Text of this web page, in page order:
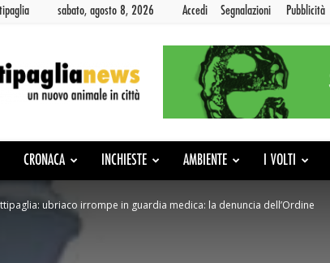
sabato, agosto 8, 2026 Accedi Segnalazioni Pubblicità
CRONACA INCHIESTE AMBIENTE I VOLTI
ubriaco irrompe in guardia medica: la denuncia dell’Ordine